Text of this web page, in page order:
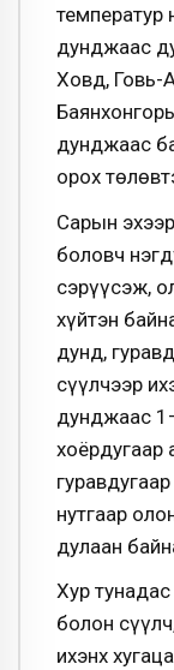
температур
дунджаас
Ховд, Говь-
дунджаас
орох
Сарын
боловч
сэрүүсэж,
хүйтэн
дунд,
сүүлчээр
дунджаас
хоёрдугаар
нутгаар
дулаан
Хур
болон
ихэнх